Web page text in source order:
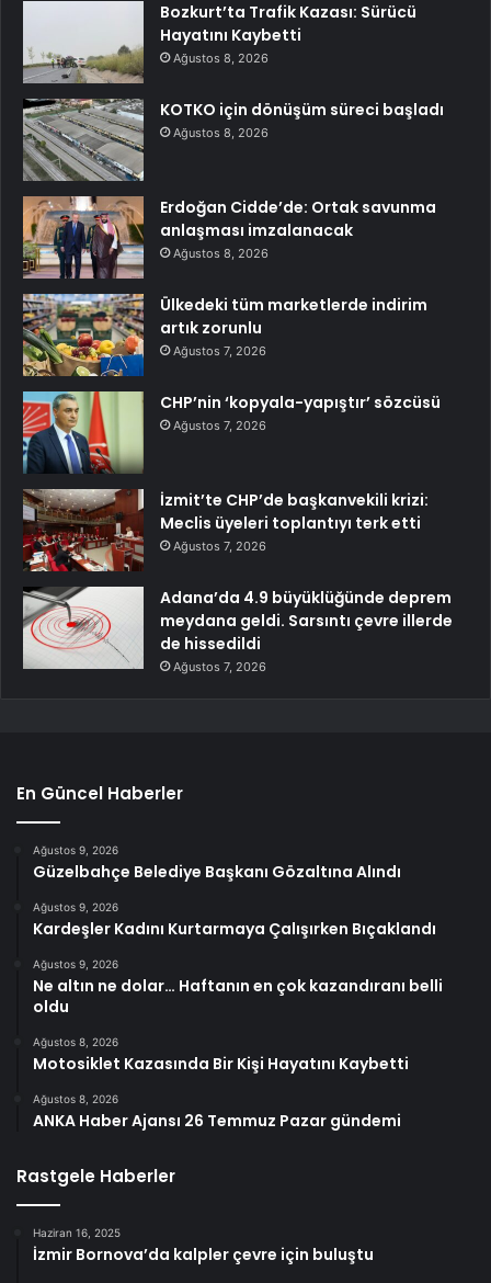
Bozkurt’ta Trafik Kazası: Sürücü
Hayatını Kaybetti
Ağustos 8, 2026
KOTKO için dönüşüm süreci başladı
Ağustos 8, 2026
Erdoğan Cidde’de: Ortak savunma
anlaşması imzalanacak
Ağustos 8, 2026
Ülkedeki tüm marketlerde indirim
artık zorunlu
Ağustos 7, 2026
CHP’nin ‘kopyala-yapıştır’ sözcüsü
Ağustos 7, 2026
İzmit’te CHP’de başkanvekili krizi:
Meclis üyeleri toplantıyı terk etti
Ağustos 7, 2026
Adana’da 4.9 büyüklüğünde deprem
meydana geldi. Sarsıntı çevre illerde
de hissedildi
Ağustos 7, 2026
En Güncel Haberler
Ağustos 9, 2026
Güzelbahçe Belediye Başkanı Gözaltına Alındı
Ağustos 9, 2026
Kardeşler Kadını Kurtarmaya Çalışırken Bıçaklandı
Ağustos 9, 2026
Ne altın ne dolar… Haftanın en çok kazandıranı belli
oldu
Ağustos 8, 2026
Motosiklet Kazasında Bir Kişi Hayatını Kaybetti
Ağustos 8, 2026
ANKA Haber Ajansı 26 Temmuz Pazar gündemi
Rastgele Haberler
Haziran 16, 2025
İzmir Bornova’da kalpler çevre için buluştu